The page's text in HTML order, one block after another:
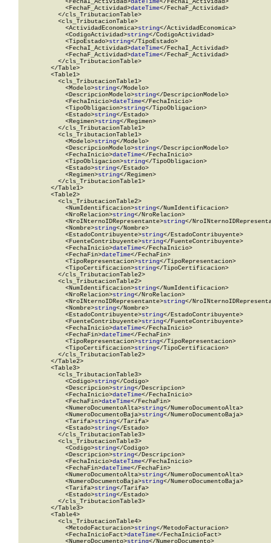
            <FechaI_Actividad>
dateTime</FechaI_Actividad>
            <FechaF_Actividad>
dateTime</FechaF_Actividad>
          </cls_TributacionTable>
          <cls_TributacionTable>
            <ActividadEconomica>
string</ActividadEconomica>
            <CodigoActividad>
string</CodigoActividad>
            <TipoEstado>
string</TipoEstado>
            <FechaI_Actividad>
dateTime</FechaI_Actividad>
            <FechaF_Actividad>
dateTime</FechaF_Actividad>
          </cls_TributacionTable>
        </Table>
        <Table1>
          <cls_TributacionTable1>
            <Modelo>
string</Modelo>
            <DescripcionModelo>
string</DescripcionModelo>
            <FechaInicio>
dateTime</FechaInicio>
            <TipoObligacion>
string</TipoObligacion>
            <Estado>
string</Estado>
            <Regimen>
string</Regimen>
          </cls_TributacionTable1>
          <cls_TributacionTable1>
            <Modelo>
string</Modelo>
            <DescripcionModelo>
string</DescripcionModelo>
            <FechaInicio>
dateTime</FechaInicio>
            <TipoObligacion>
string</TipoObligacion>
            <Estado>
string</Estado>
            <Regimen>
string</Regimen>
          </cls_TributacionTable1>
        </Table1>
        <Table2>
          <cls_TributacionTable2>
            <NumIdentificacion>
string</NumIdentificacion>
            <NroRelacion>
string</NroRelacion>
            <NroINternoIDRepresentante>
string</
            <Nombre>
string</Nombre>
            <EstadoContribuyente>
string</EstadoContribuyente>
            <FuenteContribuyente>
string</FuenteContribuyente>
            <FechaInicio>
dateTime</FechaInicio>
            <FechaFin>
dateTime</FechaFin>
            <TipoRepresentacion>
string</TipoRepresentacion>
            <TipoCertificacion>
string</TipoCertificacion>
          </cls_TributacionTable2>
          <cls_TributacionTable2>
            <NumIdentificacion>
string</NumIdentificacion>
            <NroRelacion>
string</NroRelacion>
            <NroINternoIDRepresentante>
string</
            <Nombre>
string</Nombre>
            <EstadoContribuyente>
string</EstadoContribuyente>
            <FuenteContribuyente>
string</FuenteContribuyente>
            <FechaInicio>
dateTime</FechaInicio>
            <FechaFin>
dateTime</FechaFin>
            <TipoRepresentacion>
string</TipoRepresentacion>
            <TipoCertificacion>
string</TipoCertificacion>
          </cls_TributacionTable2>
        </Table2>
        <Table3>
          <cls_TributacionTable3>
            <Codigo>
string</Codigo>
            <Descripcion>
string</Descripcion>
            <FechaInicio>
dateTime</FechaInicio>
            <FechaFin>
dateTime</FechaFin>
            <NumeroDocumentoAlta>
string</NumeroDocumentoAlta>
            <NumeroDocumentoBaja>
string</NumeroDocumentoBaja>
            <Tarifa>
string</Tarifa>
            <Estado>
string</Estado>
          </cls_TributacionTable3>
          <cls_TributacionTable3>
            <Codigo>
string</Codigo>
            <Descripcion>
string</Descripcion>
            <FechaInicio>
dateTime</FechaInicio>
            <FechaFin>
dateTime</FechaFin>
            <NumeroDocumentoAlta>
string</NumeroDocumentoAlta>
            <NumeroDocumentoBaja>
string</NumeroDocumentoBaja>
            <Tarifa>
string</Tarifa>
            <Estado>
string</Estado>
          </cls_TributacionTable3>
        </Table3>
        <Table4>
          <cls_TributacionTable4>
            <MetodoFacturacion>
string</MetodoFacturacion>
            <FechaInicioFact>
dateTime</FechaInicioFact>
            <NumeroDocumento>
string</NumeroDocumento>